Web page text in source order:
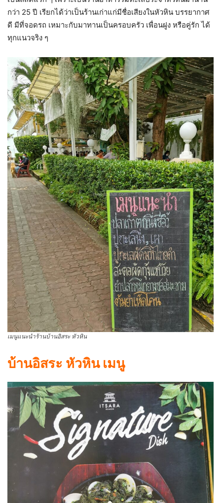
กว่า 25 ปี เรียกได้ว่าเป็นร้านเก่าแก่มีชื่อเสียงในหัวหิน บรรยากาศ
ดี มีที่จอดรถ เหมาะกับมาทานเป็นครอบครัว เพื่อนฝูง หรือคู่รัก ได้
ทุกแนวจริง ๆ
เมนูแนะนำร้านบ้านอิสระ หัวหิน
บ้านอิสระ หัวหิน เมนู